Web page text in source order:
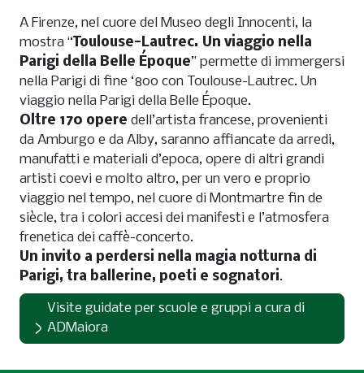
A Firenze, nel cuore del Museo degli Innocenti, la
mostra “Toulouse-Lautrec. Un viaggio nella
Parigi della Belle Époque” permette di immergersi
nella Parigi di fine ‘800 con Toulouse-Lautrec. Un
viaggio nella Parigi della Belle Époque.
Oltre 170 opere dell’artista francese, provenienti
da Amburgo e da Alby, saranno affiancate da arredi,
manufatti e materiali d’epoca, opere di altri grandi
artisti coevi e molto altro, per un vero e proprio
viaggio nel tempo, nel cuore di Montmartre fin de
siècle, tra i colori accesi dei manifesti e l’atmosfera
frenetica dei caffè-concerto.
Un invito a perdersi nella magia notturna di
Parigi, tra ballerine, poeti e sognatori.
Visite guidate per scuole e gruppi a cura di
ADMaiora